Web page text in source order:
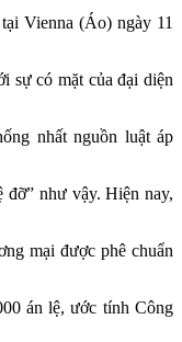
Vienna (Áo) ngày 11
sự có mặt của đại diện
nhất nguồn luật áp
đỡ” như vậy. Hiện nay,
mại được phê chuẩn
án lệ, ước tính Công